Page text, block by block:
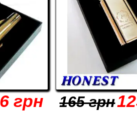
грн 165 грн